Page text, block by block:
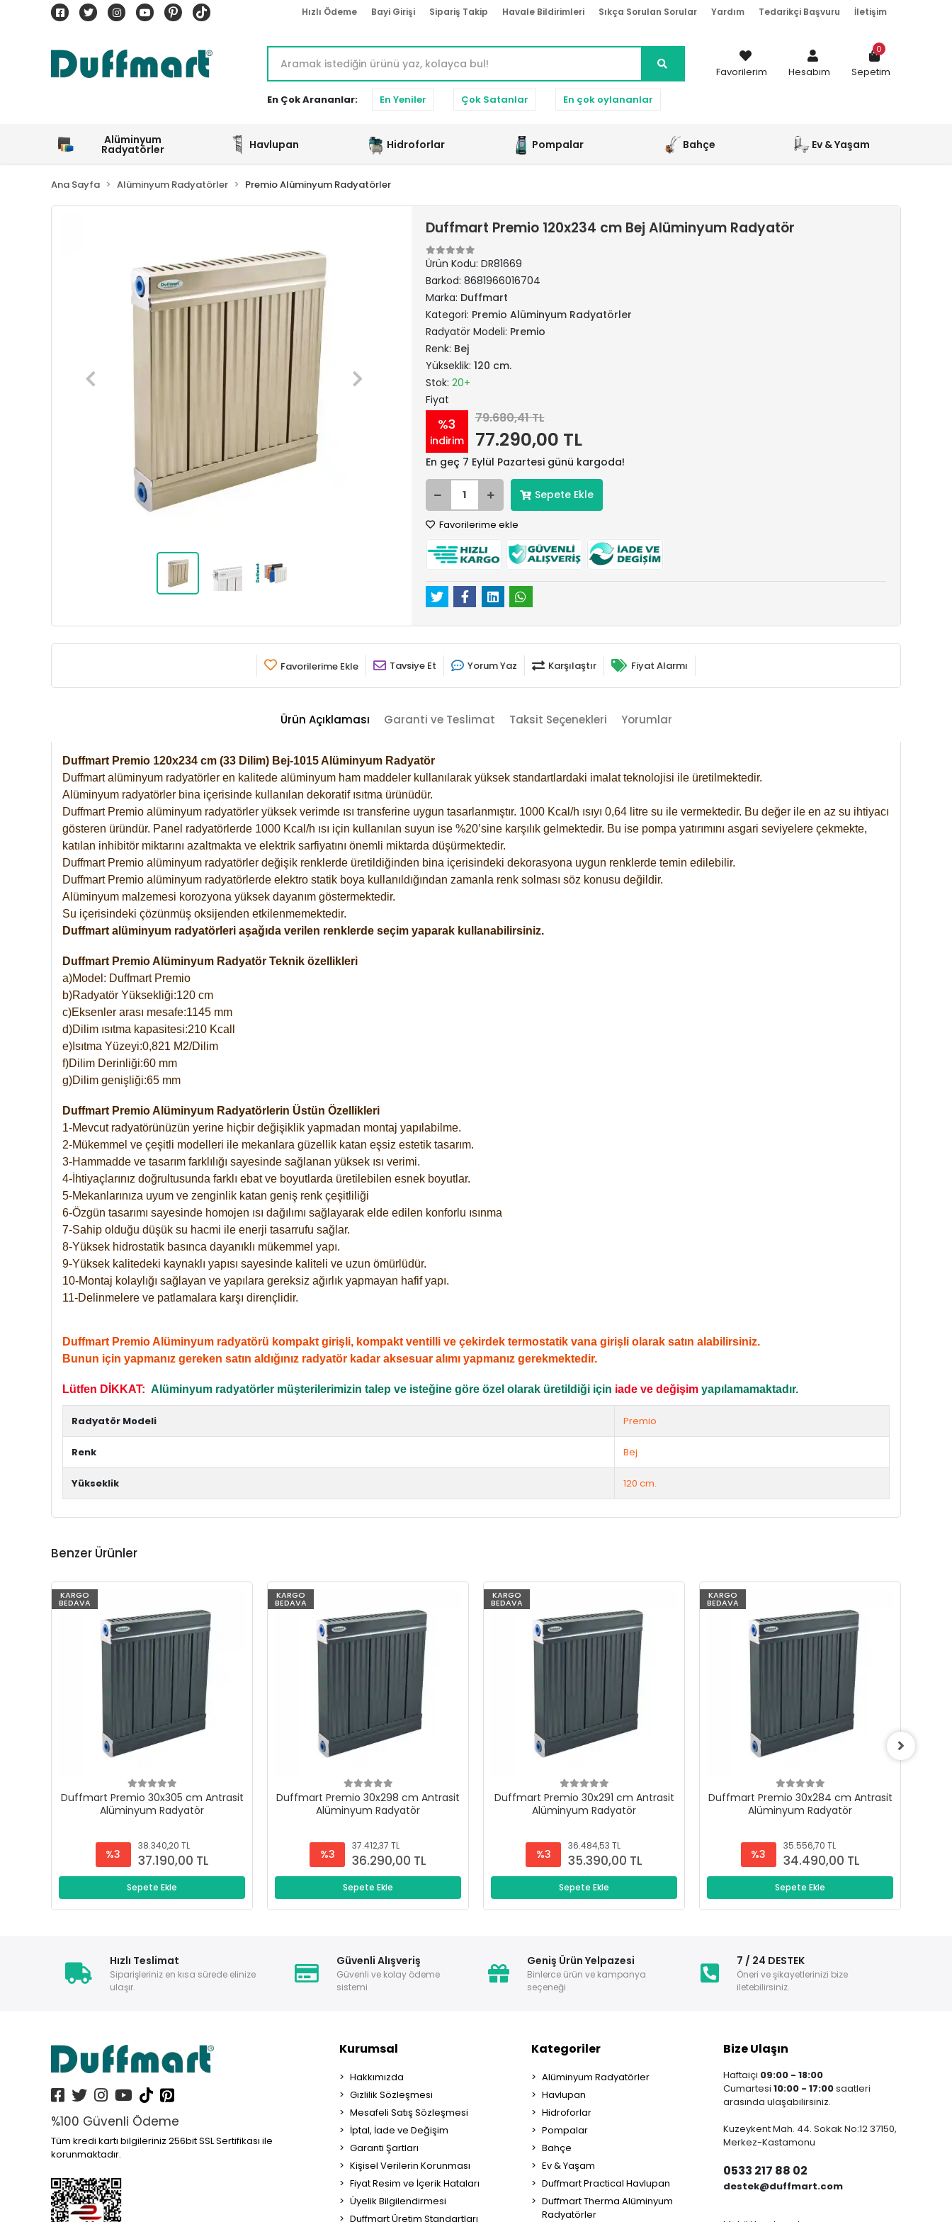
Hızlı Ödeme Bayi Girişi Sipariş Takip Havale Bildirimleri Sıkça Sorulan Sorular Yardım Tedarikçi Başvuru İletişim
En Çok Arananlar: En Yeniler Çok Satanlar En çok oylananlar
Favorilerim Hesabım Sepetim
0
Alüminyum
Radyatörler Havlupan Hidroforlar Pompalar Bahçe Ev & Yaşam
Ana Sayfa Alüminyum Radyatörler Premio Alüminyum Radyatörler
Duffmart Premio 120x234 cm Bej Alüminyum Radyatör
Ürün Kodu: DR81669
Barkod: 8681966016704
Marka: Duffmart
Kategori: Premio Alüminyum Radyatörler
Radyatör Modeli: Premio
Renk: Bej
Yükseklik: 120 cm.
Stok: 20+
Fiyat
%3
indirim
79.680,41 TL
77.290,00 TL
En geç 7 Eylül Pazartesi günü kargoda!
Sepete Ekle
Favorilerime ekle
Favorilerime Ekle Tavsiye Et Yorum Yaz Karşılaştır Fiyat Alarmı
Ürün Açıklaması Garanti ve Teslimat Taksit Seçenekleri Yorumlar
Duffmart Premio 120x234 cm (33 Dilim) Bej-1015 Alüminyum Radyatör
Duffmart alüminyum radyatörler en kalitede alüminyum ham maddeler kullanılarak yüksek standartlardaki imalat teknolojisi ile üretilmektedir.
Alüminyum radyatörler bina içerisinde kullanılan dekoratif ısıtma ürünüdür.
Duffmart Premio alüminyum radyatörler yüksek verimde ısı transferine uygun tasarlanmıştır. 1000 Kcal/h ısıyı 0,64 litre su ile vermektedir. Bu değer ile en az su ihtiyacı
gösteren üründür. Panel radyatörlerde 1000 Kcal/h ısı için kullanılan suyun ise %20’sine karşılık gelmektedir. Bu ise pompa yatırımını asgari seviyelere çekmekte,
katılan inhibitör miktarını azaltmakta ve elektrik sarfiyatını önemli miktarda düşürmektedir.
Duffmart Premio alüminyum radyatörler değişik renklerde üretildiğinden bina içerisindeki dekorasyona uygun renklerde temin edilebilir.
Duffmart Premio alüminyum radyatörlerde elektro statik boya kullanıldığından zamanla renk solması söz konusu değildir.
Alüminyum malzemesi korozyona yüksek dayanım göstermektedir.
Su içerisindeki çözünmüş oksijenden etkilenmemektedir.
Duffmart alüminyum radyatörleri aşağıda verilen renklerde seçim yaparak kullanabilirsiniz.
Duffmart Premio Alüminyum Radyatör Teknik özellikleri
a)Model: Duffmart Premio
b)Radyatör Yüksekliği:120 cm
c)Eksenler arası mesafe:1145 mm
d)Dilim ısıtma kapasitesi:210 Kcall
e)Isıtma Yüzeyi:0,821 M2/Dilim
f)Dilim Derinliği:60 mm
g)Dilim genişliği:65 mm
Duffmart Premio Alüminyum Radyatörlerin Üstün Özellikleri
1-Mevcut radyatörünüzün yerine hiçbir değişiklik yapmadan montaj yapılabilme.
2-Mükemmel ve çeşitli modelleri ile mekanlara güzellik katan eşsiz estetik tasarım.
3-Hammadde ve tasarım farklılığı sayesinde sağlanan yüksek ısı verimi.
4-İhtiyaçlarınız doğrultusunda farklı ebat ve boyutlarda üretilebilen esnek boyutlar.
5-Mekanlarınıza uyum ve zenginlik katan geniş renk çeşitliliği
6-Özgün tasarımı sayesinde homojen ısı dağılımı sağlayarak elde edilen konforlu ısınma
7-Sahip olduğu düşük su hacmi ile enerji tasarrufu sağlar.
8-Yüksek hidrostatik basınca dayanıklı mükemmel yapı.
9-Yüksek kalitedeki kaynaklı yapısı sayesinde kaliteli ve uzun ömürlüdür.
10-Montaj kolaylığı sağlayan ve yapılara gereksiz ağırlık yapmayan hafif yapı.
11-Delinmelere ve patlamalara karşı dirençlidir.
Duffmart Premio Alüminyum radyatörü kompakt girişli, kompakt ventilli ve çekirdek termostatik vana girişli olarak satın alabilirsiniz.
Bunun için yapmanız gereken satın aldığınız radyatör kadar aksesuar alımı yapmanız gerekmektedir.
Lütfen DİKKAT: Alüminyum radyatörler müşterilerimizin talep ve isteğine göre özel olarak üretildiği için iade ve değişim yapılamamaktadır.
Radyatör Modeli Premio
Renk Bej
Yükseklik 120 cm.
Benzer Ürünler
KARGO
BEDAVA
Duffmart Premio 30x305 cm Antrasit
Alüminyum Radyatör
%3
38.340,20 TL
37.190,00 TL
Sepete Ekle
KARGO
BEDAVA
Duffmart Premio 30x298 cm Antrasit
Alüminyum Radyatör
%3
37.412,37 TL
36.290,00 TL
Sepete Ekle
KARGO
BEDAVA
Duffmart Premio 30x291 cm Antrasit
Alüminyum Radyatör
%3
36.484,53 TL
35.390,00 TL
Sepete Ekle
KARGO
BEDAVA
Duffmart Premio 30x284 cm Antrasit
Alüminyum Radyatör
%3
35.556,70 TL
34.490,00 TL
Sepete Ekle
Hızlı Teslimat
Siparişleriniz en kısa sürede elinize
ulaşır.
Güvenli Alışveriş
Güvenli ve kolay ödeme
sistemi
Geniş Ürün Yelpazesi
Binlerce ürün ve kampanya
seçeneği
7 / 24 DESTEK
Öneri ve şikayetlerinizi bize
iletebilirsiniz.
%100 Güvenli Ödeme
Tüm kredi kartı bilgileriniz 256bit SSL Sertifikası ile
korunmaktadır.
Kurumsal
Hakkımızda
Gizlilik Sözleşmesi
Mesafeli Satış Sözleşmesi
İptal, İade ve Değişim
Garanti Şartları
Kişisel Verilerin Korunması
Fiyat Resim ve İçerik Hataları
Üyelik Bilgilendirmesi
Duffmart Üretim Standartları
Kategoriler
Alüminyum Radyatörler
Havlupan
Hidroforlar
Pompalar
Bahçe
Ev & Yaşam
Duffmart Practical Havlupan
Duffmart Therma Alüminyum
Radyatörler
Bize Ulaşın
Haftaiçi 09:00 - 18:00
Cumartesi 10:00 - 17:00saatleri
arasında ulaşabilirsiniz.
Kuzeykent Mah. 44. Sokak No:12 37150,
Merkez-Kastamonu
0533 217 88 02
destek@duffmart.com